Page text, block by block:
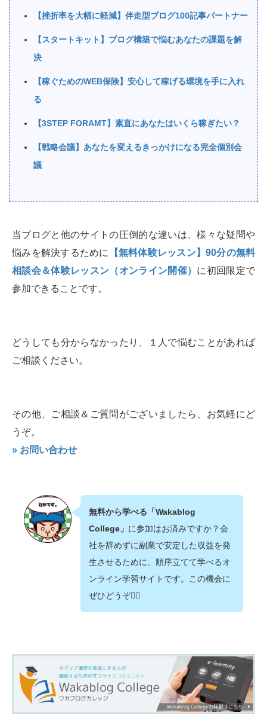
【挫折率を大幅に軽減】伴走型ブログ100記事パートナー
【スタートキット】ブログ構築で悩むあなたの課題を解
決
【稼ぐためのWEB保険】安心して稼げる環境を手に入れ
る
【3STEP FORAMT】素直にあなたはいくら稼ぎたい？
【戦略会議】あなたを変えるきっかけになる完全個別会
議
当ブログと他のサイトの圧倒的な違いは、様々な疑問や
悩みを解決するために
【無料体験レッスン】90分の無料
相談会＆体験レッスン（オンライン開催） に初回限定で
参加できることです。
どうしても分からなかったり、１人で悩むことがあれば
ご相談ください。
その他、ご相談＆ご質問がございましたら、お気軽にど
うぞ。
» お問い合わせ
無料から学べる「Wakablog
College」 に参加はお済みですか？会
社を辞めずに副業で安定した収益を発
生させるために、順序立てて学べるオ
ンライン学習サイトです。この機会に
ぜひどうぞ💁‍♂️